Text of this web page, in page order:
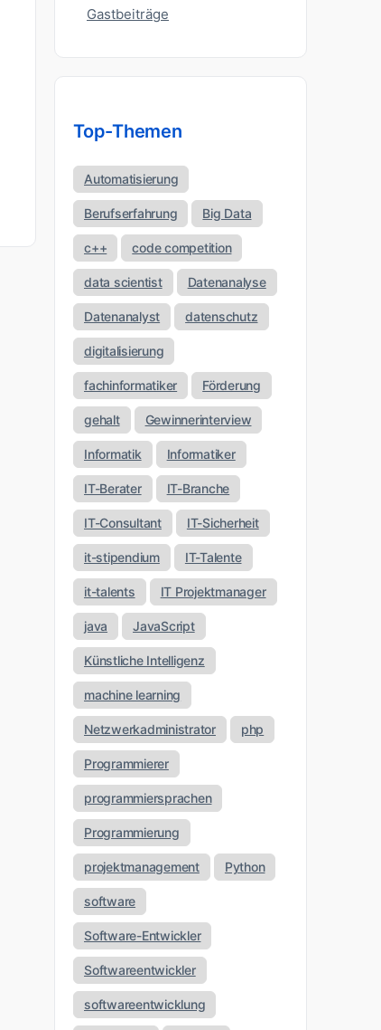
Gastbeiträge
Top-Themen
Automatisierung
Berufserfahrung Big Data
c++ code competition
data scientist Datenanalyse
Datenanalyst datenschutz
digitalisierung
fachinformatiker Förderung
gehalt Gewinnerinterview
Informatik Informatiker
IT-Berater IT-Branche
IT-Consultant IT-Sicherheit
it-stipendium IT-Talente
it-talents IT Projektmanager
java JavaScript
Künstliche Intelligenz
machine learning
Netzwerkadministrator php
Programmierer
programmiersprachen
Programmierung
projektmanagement Python
software
Software-Entwickler
Softwareentwickler
softwareentwicklung